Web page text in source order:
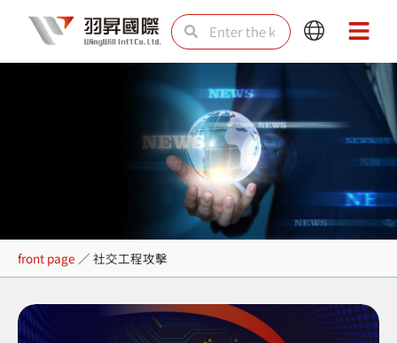
content
SearchSearch
Main
Menu
Main
Menu
社交工程攻擊
front page ／ 社交工程攻擊